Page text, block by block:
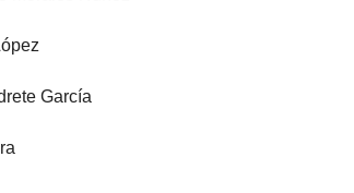
García